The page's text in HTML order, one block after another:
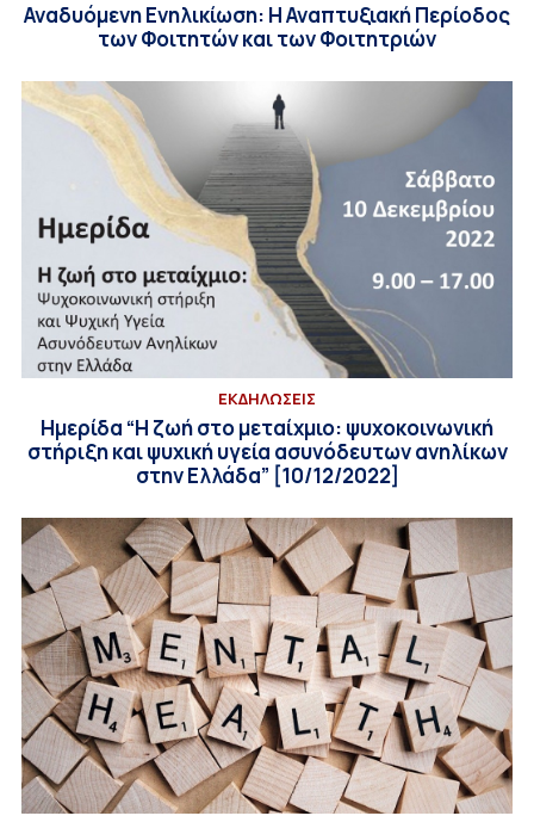
Αναδυόμενη Ενηλικίωση: Η Αναπτυξιακή Περίοδος
των Φοιτητών και των Φοιτητριών
ΕΚΔΗΛΩΣΕΙΣ
Ημερίδα “Η ζωή στο μεταίχμιο: ψυχοκοινωνική
στήριξη και ψυχική υγεία ασυνόδευτων ανηλίκων
στην Ελλάδα” [10/12/2022]